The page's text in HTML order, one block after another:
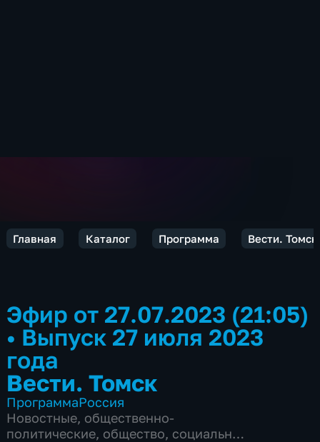
Главная Каталог Программа Вести. Томск
Эфир от 27.07.2023 (21:05)
• Выпуск 27 июля 2023
года
Вести. Томск
ПрограммаРоссия
Новостные, общественно-
политические, общество, социально-